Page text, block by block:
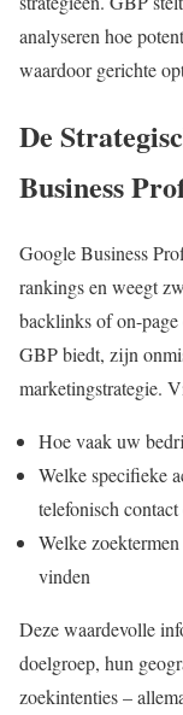
analyseren hoe
waardoor gerichte
De
Business
Google Business
rankings en weegt
backlinks of on-
GBP biedt, zijn
marketingstrategie.
Hoe vaak uw
Welke specifieke
telefonisch
Welke
vinden
Deze waardevolle
doelgroep, hun
zoekintenties –